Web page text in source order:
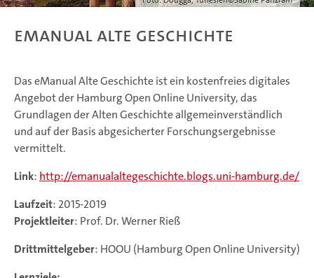
eManual Alte Geschichte
Das eManual Alte Geschichte ist ein kostenfreies digitales
Angebot der Hamburg Open Online University, das
Grundlagen der Alten Geschichte allgemeinverständlich
und auf der Basis abgesicherter Forschungsergebnisse
vermittelt.
Link: http://emanualaltegeschichte.blogs.uni-hamburg.de/
Laufzeit: 2015-2019
Projektleiter: Prof. Dr. Werner Rieß
Drittmittelgeber: HOOU (Hamburg Open Online University)